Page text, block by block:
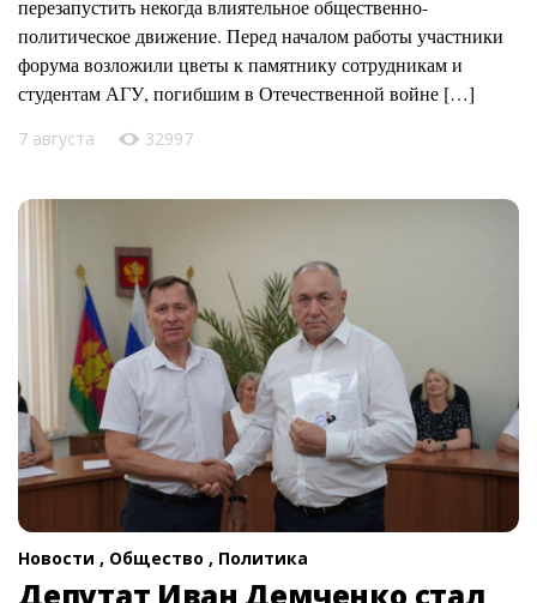
перезапустить некогда влиятельное общественно-
политическое движение. Перед началом работы участники
форума возложили цветы к памятнику сотрудникам и
студентам АГУ, погибшим в Отечественной войне […]
7 августа 32997
Новости , Общество , Политика